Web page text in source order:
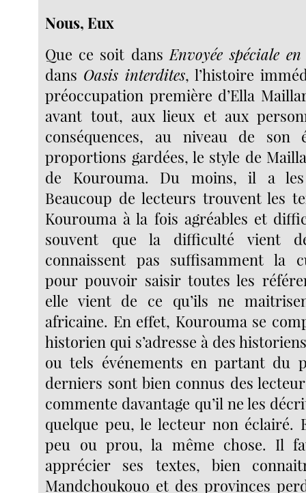
Nous, Eux
Que ce soit dans Envoyée spéciale
dans Oasis interdites, l’histoire
préoccupation première d’Ella
avant tout, aux lieux et aux
conséquences, au niveau de son
proportions gardées, le style de
de Kourouma. Du moins, il a les
Beaucoup de lecteurs trouvent les
Kourouma à la fois agréables et
souvent que la difficulté vient
connaissent pas suffisamment la
pour pouvoir saisir toutes les
elle vient de ce qu’ils ne
africaine. En effet, Kourouma se
historien qui s’adresse à des
ou tels événements en partant du
derniers sont bien connus des
commente davantage qu’il ne les
quelque peu, le lecteur non éclairé.
peu ou prou, la même chose. Il
apprécier ses textes, bien
Mandchoukouo et des provinces